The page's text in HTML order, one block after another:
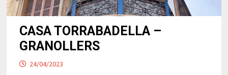
CASA TORRABADELLA –
GRANOLLERS
24/04/2023